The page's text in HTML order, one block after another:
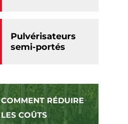
Pulvérisateurs
semi-portés
COMMENT RÉDUIRE
LES COÛTS